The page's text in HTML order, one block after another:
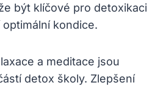
být klíčové pro detoxikaci
kondice.
a meditace jsou
detox školy. Zlepšení